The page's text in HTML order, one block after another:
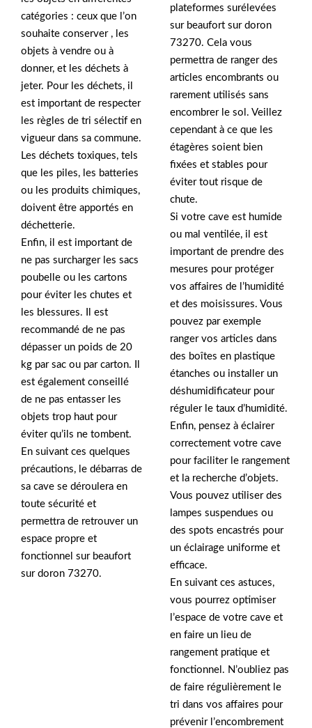
catégories : ceux que l’on
souhaite conserver , les
objets à vendre ou à
donner, et les déchets à
jeter. Pour les déchets, il
est important de respecter
les règles de tri sélectif en
vigueur dans sa commune.
Les déchets toxiques, tels
que les piles, les batteries
ou les produits chimiques,
doivent être apportés en
déchetterie.
Enfin, il est important de
ne pas surcharger les sacs
poubelle ou les cartons
pour éviter les chutes et
les blessures. Il est
recommandé de ne pas
dépasser un poids de 20
kg par sac ou par carton. Il
est également conseillé
de ne pas entasser les
objets trop haut pour
éviter qu’ils ne tombent.
En suivant ces quelques
précautions, le débarras de
sa cave se déroulera en
toute sécurité et
permettra de retrouver un
espace propre et
fonctionnel sur beaufort
sur doron 73270.
plateformes surélevées
sur beaufort sur doron
73270. Cela vous
permettra de ranger des
articles encombrants ou
rarement utilisés sans
encombrer le sol. Veillez
cependant à ce que les
étagères soient bien
fixées et stables pour
éviter tout risque de
chute.
Si votre cave est humide
ou mal ventilée, il est
important de prendre des
mesures pour protéger
vos affaires de l’humidité
et des moisissures. Vous
pouvez par exemple
ranger vos articles dans
des boîtes en plastique
étanches ou installer un
déshumidificateur pour
réguler le taux d’humidité.
Enfin, pensez à éclairer
correctement votre cave
pour faciliter le rangement
et la recherche d’objets.
Vous pouvez utiliser des
lampes suspendues ou
des spots encastrés pour
un éclairage uniforme et
efficace.
En suivant ces astuces,
vous pourrez optimiser
l’espace de votre cave et
en faire un lieu de
rangement pratique et
fonctionnel. N’oubliez pas
de faire régulièrement le
tri dans vos affaires pour
prévenir l’encombrement